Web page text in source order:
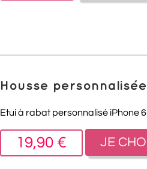
Housse
Etui à rabat personnalisé iPhone
19,90 € JE